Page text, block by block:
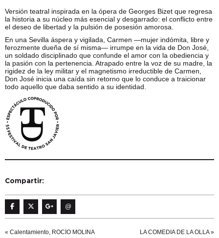
Versión teatral inspirada en la ópera de Georges Bizet que regresa
la historia a su núcleo más esencial y desgarrado: el conflicto entre
el deseo de libertad y la pulsión de posesión amorosa.
En una Sevilla áspera y vigilada, Carmen —mujer indómita, libre y
ferozmente dueña de sí misma— irrumpe en la vida de Don José,
un soldado disciplinado que confunde el amor con la obediencia y
la pasión con la pertenencia. Atrapado entre la voz de su madre, la
rigidez de la ley militar y el magnetismo irreductible de Carmen,
Don José inicia una caída sin retorno que lo conduce a traicionar
todo aquello que daba sentido a su identidad.
Compartir:
@
« Calentamiento, ROCÍO MOLINA LA COMEDIA DE LA OLLA»